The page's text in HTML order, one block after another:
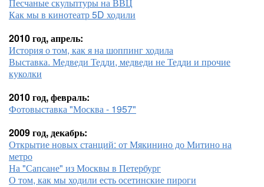
Как мы в кинотеатр 5D ходили
2010 год, апрель:
История о том, как я на шоппинг ходила
Выставка. Медведи Тедди, медведи не Тедди и прочие
куколки
2010 год, февраль:
Фотовыставка "Москва - 1957"
2009 год, декабрь:
Открытие новых станций: от Мякинино до Митино на
метро
На "Сапсане" из Москвы в Петербург
О том, как мы ходили есть осетинские пироги